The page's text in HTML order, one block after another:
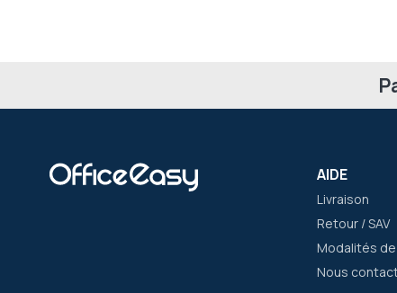
AIDE
Livraison
Retour / SAV
Modalités
Nous